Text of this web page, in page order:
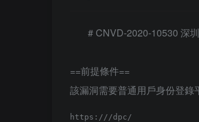
# CNVD-2020-10530 深
==前提條件==
該漏洞需要普通用戶身份登錄
https://